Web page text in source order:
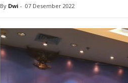
By Dwi - 07 Desember 2022